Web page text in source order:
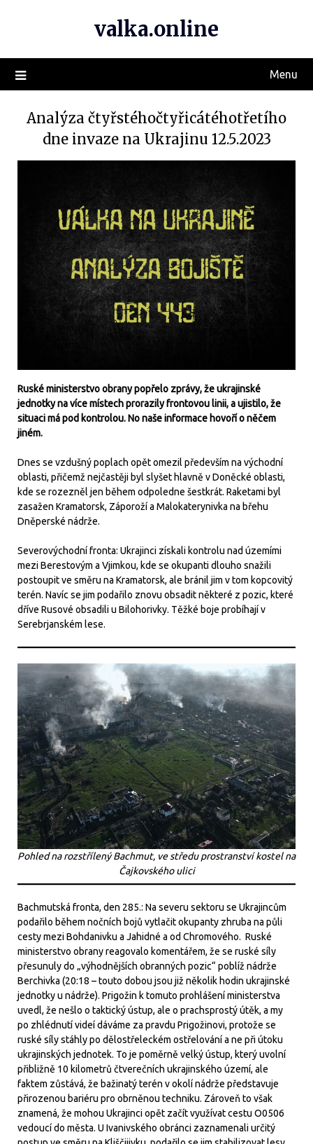
valka.online
Menu
Analýza čtyřstéhočtyřicátéhotřetího
dne invaze na Ukrajinu 12.5.2023
Ruské ministerstvo obrany popřelo zprávy, že ukrajinské
jednotky na více místech prorazily frontovou linii, a ujistilo, že
situaci má pod kontrolou. No naše informace hovoří o něčem
jiném.
Dnes se vzdušný poplach opět omezil především na východní
oblasti, přičemž nejčastěji byl slyšet hlavně v Doněcké oblasti,
kde se rozezněl jen během odpoledne šestkrát. Raketami byl
zasažen Kramatorsk, Záporoží a Malokaterynivka na břehu
Dněperské nádrže.
Severovýchodní fronta: Ukrajinci získali kontrolu nad územími
mezi Berestovým a Vjimkou, kde se okupanti dlouho snažili
postoupit ve směru na Kramatorsk, ale bránil jim v tom kopcovitý
terén. Navíc se jim podařilo znovu obsadit některé z pozic, které
dříve Rusové obsadili u Bilohorivky. Těžké boje probíhají v
Serebrjanském lese.
Pohled na rozstřílený Bachmut, ve středu prostranství kostel na
Čajkovského ulici
Bachmutská fronta, den 285.: Na severu sektoru se Ukrajincům
podařilo během nočních bojů vytlačit okupanty zhruba na půli
cesty mezi Bohdanivku a Jahidné a od Chromového. Ruské
ministerstvo obrany reagovalo komentářem, že se ruské síly
přesunuly do „výhodnějších obranných pozic“ poblíž nádrže
Berchivka (20:18 – touto dobou jsou již několik hodin ukrajinské
jednotky u nádrže). Prigožin k tomuto prohlášení ministerstva
uvedl, že nešlo o taktický ústup, ale o prachsprostý útěk, a my
po zhlédnutí videí dáváme za pravdu Prigožinovi, protože se
ruské síly stáhly po dělostřeleckém ostřelování a ne při útoku
ukrajinských jednotek. To je poměrně velký ústup, který uvolní
přibližně 10 kilometrů čtverečních ukrajinského území, ale
faktem zůstává, že bažinatý terén v okolí nádrže představuje
přirozenou bariéru pro obrněnou techniku. Zároveň to však
znamená, že mohou Ukrajinci opět začít využívat cestu O0506
vedoucí do města. U Ivanivského obránci zaznamenali určitý